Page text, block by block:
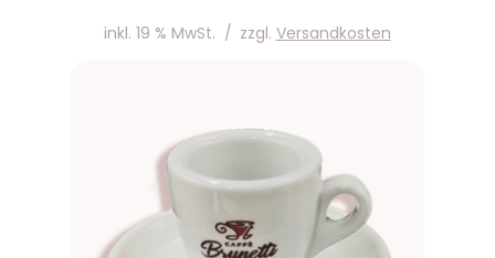
inkl. 19 % MwSt. / zzgl. Versandkosten